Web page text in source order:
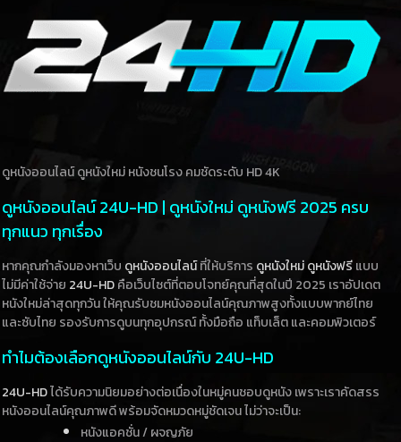
ดูหนังออนไลน์ ดูหนังใหม่ หนังชนโรง คมชัดระดับ HD 4K
ดูหนังออนไลน์ 24U-HD | ดูหนังใหม่ ดูหนังฟรี 2025 ครบ
ทุกแนว ทุกเรื่อง
หากคุณกำลังมองหาเว็บ ดูหนังออนไลน์ที่ให้บริการ ดูหนังใหม่ดูหนังฟรีแบบ
ไม่มีค่าใช้จ่าย 24U-HDคือเว็บไซต์ที่ตอบโจทย์คุณที่สุดในปี 2025 เราอัปเดต
หนังใหม่ล่าสุดทุกวัน ให้คุณรับชมหนังออนไลน์คุณภาพสูงทั้งแบบพากย์ไทย
และซับไทย รองรับการดูบนทุกอุปกรณ์ ทั้งมือถือ แท็บเล็ต และคอมพิวเตอร์
ทำไมต้องเลือกดูหนังออนไลน์กับ 24U-HD
24U-HDได้รับความนิยมอย่างต่อเนื่องในหมู่คนชอบดูหนัง เพราะเราคัดสรร
หนังออนไลน์คุณภาพดี พร้อมจัดหมวดหมู่ชัดเจน ไม่ว่าจะเป็น:
หนังแอคชั่น / ผจญภัย